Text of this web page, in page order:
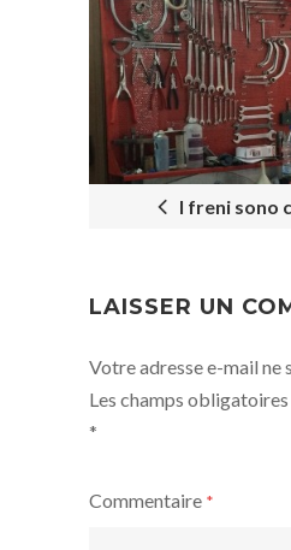
POST
I freni sono
LAISSER UN
Votre adresse e-mail ne
Les champs
*
Commentaire *